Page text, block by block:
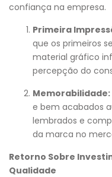
confiança na empresa.
Primeira
que os primeiros
material gráfico
percepção do
Memorabilidade:
e bem acabados
lembrados e
da marca no
Retorno Sobre
Qualidade